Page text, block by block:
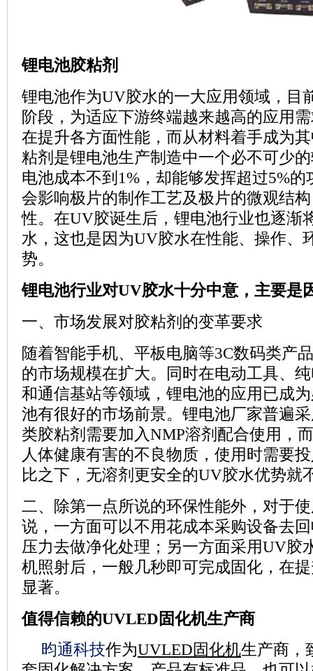
锂电池胶粘剂
锂电池作为UV胶水的一大应用领域，目
阶段，为适应下游终端越来越高的应用
在提升各方面性能，而从材料着手成为
粘剂是锂电池生产制造中一个必不可少
电池成本不到 1% ，却能够发挥超过5%的
会影响极片的制作工艺及极片的微观结
性。在UV胶诞生后，锂电池行业也逐渐
水，这也是因为UV胶水在性能、操作、
势。
锂电池行业对UV胶水十分中意，主要是
一、市场发展对胶粘剂的变革要求
随着智能手机、平板电脑等3C数码类产
的市场规模在扩大。同时在电动工具、
和通信基站等领域，锂电池的应用已成
池有很好的市场前景。锂电池厂家普遍
类胶粘剂需要加入NMP溶剂配合使用，
人体健康有害的不良物质，使用时需要
比之下，无溶剂更安全的UV胶水优势就
二、除第一点所说的环保性能外，对于
说，一方面可以不用花成本采购设备去
压力去做净化处理；另一方面采用UV胶
机照射后，一般几秒即可完成固化，在
显著。
值得信赖的UVLED固化机生产商
昀通科技作为UVLED固化机生产商，